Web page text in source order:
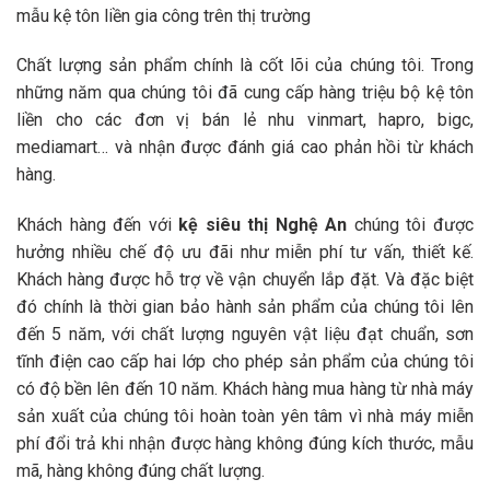
mẫu kệ tôn liền gia công trên thị trường
Chất lượng sản phẩm chính là cốt lõi của chúng tôi. Trong
những năm qua chúng tôi đã cung cấp hàng triệu bộ kệ tôn
liền cho các đơn vị bán lẻ nhu vinmart, hapro, bigc,
mediamart… và nhận được đánh giá cao phản hồi từ khách
hàng.
Khách hàng đến với kệ siêu thị Nghệ An chúng tôi được
hưởng nhiều chế độ ưu đãi như miễn phí tư vấn, thiết kế.
Khách hàng được hỗ trợ về vận chuyển lắp đặt. Và đặc biệt
đó chính là thời gian bảo hành sản phẩm của chúng tôi lên
đến 5 năm, với chất lượng nguyên vật liệu đạt chuẩn, sơn
tĩnh điện cao cấp hai lớp cho phép sản phẩm của chúng tôi
có độ bền lên đến 10 năm. Khách hàng mua hàng từ nhà máy
sản xuất của chúng tôi hoàn toàn yên tâm vì nhà máy miễn
phí đổi trả khi nhận được hàng không đúng kích thước, mẫu
mã, hàng không đúng chất lượng.